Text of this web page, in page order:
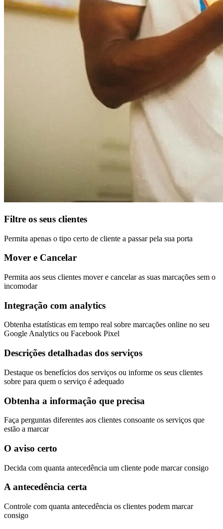
Filtre os seus clientes
Permita apenas o tipo certo de cliente a passar pela sua porta
Mover e Cancelar
Permita aos seus clientes mover e cancelar as suas marcações sem o
incomodar
Integração com analytics
Obtenha estatísticas em tempo real sobre marcações online no seu
Google Analytics ou Facebook Pixel
Descrições detalhadas dos serviços
Destaque os benefícios dos serviços ou informe os seus clientes
sobre para quem o serviço é adequado
Obtenha a informação que precisa
Faça perguntas diferentes aos clientes consoante os serviços que
estão a marcar
O aviso certo
Decida com quanta antecedência um cliente pode marcar consigo
A antecedência certa
Controle com quanta antecedência os clientes podem marcar
consigo